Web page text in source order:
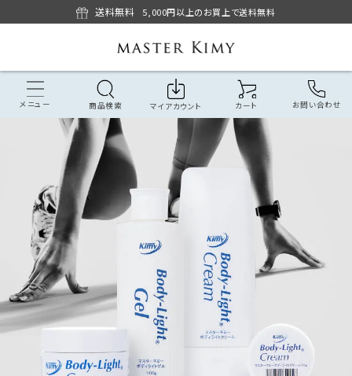
送料無料 5,000円以上のお買上で送料無料
メニュー 商品検索 マイアカウント カート お問い合わせ